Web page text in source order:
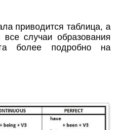
приводится таблица, а
случаи образования
более подробно на